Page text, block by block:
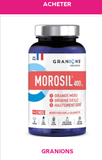
ACHETER
GRANIONS